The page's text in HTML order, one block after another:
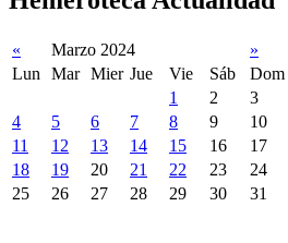
« Marzo 2024
»
Lun
Mar Mier Jue Vie Sáb
Dom
1
2
3
4
5 6 7 8 9
10
11
12 13 14 15 16
17
18
19 20 21 22 23
24
25
26 27 28 29 30 31